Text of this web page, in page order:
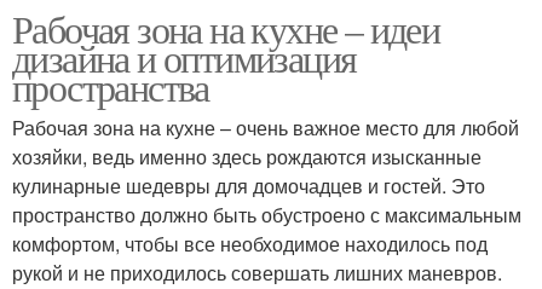
Рабочая зона на кухне – идеи
дизайна и оптимизация
пространства
Рабочая зона на кухне – очень важное место для любой
хозяйки, ведь именно здесь рождаются изысканные
кулинарные шедевры для домочадцев и гостей. Это
пространство должно быть обустроено с максимальным
комфортом, чтобы все необходимое находилось под
рукой и не приходилось совершать лишних маневров.